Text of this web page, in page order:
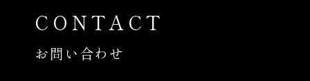
CONTACT
お問い合わせ